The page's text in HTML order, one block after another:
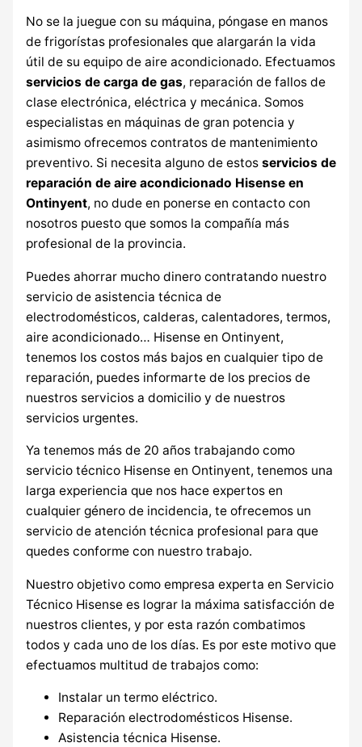
No se la juegue con su máquina, póngase en manos
de frigorístas profesionales que alargarán la vida
útil de su equipo de aire acondicionado. Efectuamos
servicios de carga de gas, reparación de fallos de
clase electrónica, eléctrica y mecánica. Somos
especialistas en máquinas de gran potencia y
asimismo ofrecemos contratos de mantenimiento
preventivo. Si necesita alguno de estos servicios de
reparación de aire acondicionado Hisense en
Ontinyent, no dude en ponerse en contacto con
nosotros puesto que somos la compañía más
profesional de la provincia.
Puedes ahorrar mucho dinero contratando nuestro
servicio de asistencia técnica de
electrodomésticos, calderas, calentadores, termos,
aire acondicionado… Hisense en Ontinyent,
tenemos los costos más bajos en cualquier tipo de
reparación, puedes informarte de los precios de
nuestros servicios a domicilio y de nuestros
servicios urgentes.
Ya tenemos más de 20 años trabajando como
servicio técnico Hisense en Ontinyent, tenemos una
larga experiencia que nos hace expertos en
cualquier género de incidencia, te ofrecemos un
servicio de atención técnica profesional para que
quedes conforme con nuestro trabajo.
Nuestro objetivo como empresa experta en Servicio
Técnico Hisense es lograr la máxima satisfacción de
nuestros clientes, y por esta razón combatimos
todos y cada uno de los días. Es por este motivo que
efectuamos multitud de trabajos como:
Instalar un termo eléctrico.
Reparación electrodomésticos Hisense.
Asistencia técnica Hisense.